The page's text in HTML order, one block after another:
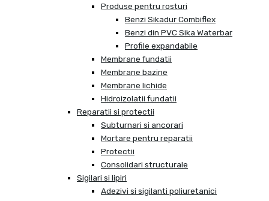
Produse pentru rosturi
Benzi Sikadur Combiflex
Benzi din PVC Sika Waterbar
Profile expandabile
Membrane fundatii
Membrane bazine
Membrane lichide
Hidroizolatii fundatii
Reparatii si protectii
Subturnari si ancorari
Mortare pentru reparatii
Protectii
Consolidari structurale
Sigilari si lipiri
Adezivi si sigilanti poliuretanici